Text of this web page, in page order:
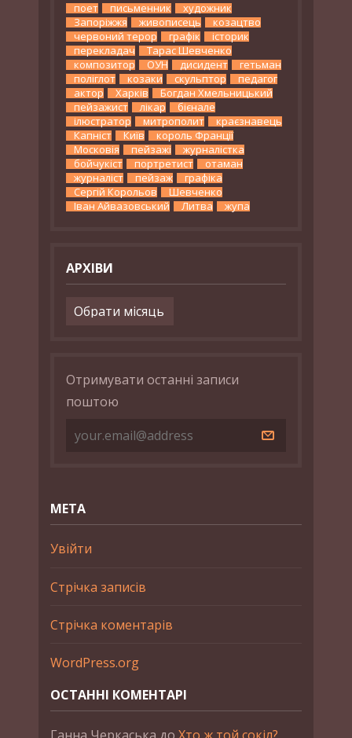
поет письменник
художник
Запоріжжя
живописець
козацтво
червоний терор
графік
історик
перекладач
Тарас Шевченко
композитор
ОУН дисидент
гетьман
поліглот
козаки скульптор
педагог
актор
Харків
Богдан Хмельницький
пейзажист
лікар
бієнале
ілюстратор
митрополит
краєзнавець
Капніст
Київ
король Франції
Московія
пейзажі
журналістка
бойчукіст
портретист
отаман
журналіст
пейзаж
графіка
Сергій Корольов
Шевченко
Іван Айвазовський
Литва жупа
АРХІВИ
Архіви
Отримувати останні записи
поштою
МЕТА
Увійти
Стрічка записів
Стрічка коментарів
WordPress.org
ОСТАННІ КОМЕНТАРІ